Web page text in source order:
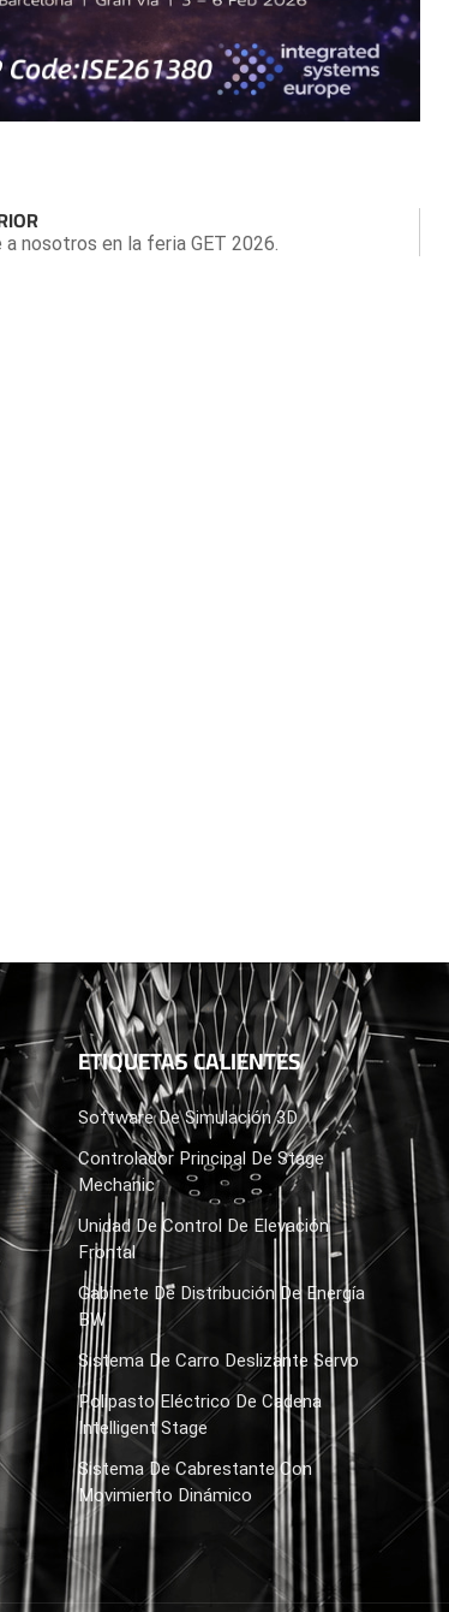
a nosotros en la feria GET 2026.
ETIQUETAS CALIENTES
Software De Simulación 3D
Controlador Principal De Stage
Mechanic
Unidad De Control De Elevación
Frontal
Gabinete De Distribución De Energía
BW
Sistema De Carro Deslizante Servo
Polipasto Eléctrico De Cadena
Intelligent Stage
Sistema De Cabrestante Con
Movimiento Dinámico